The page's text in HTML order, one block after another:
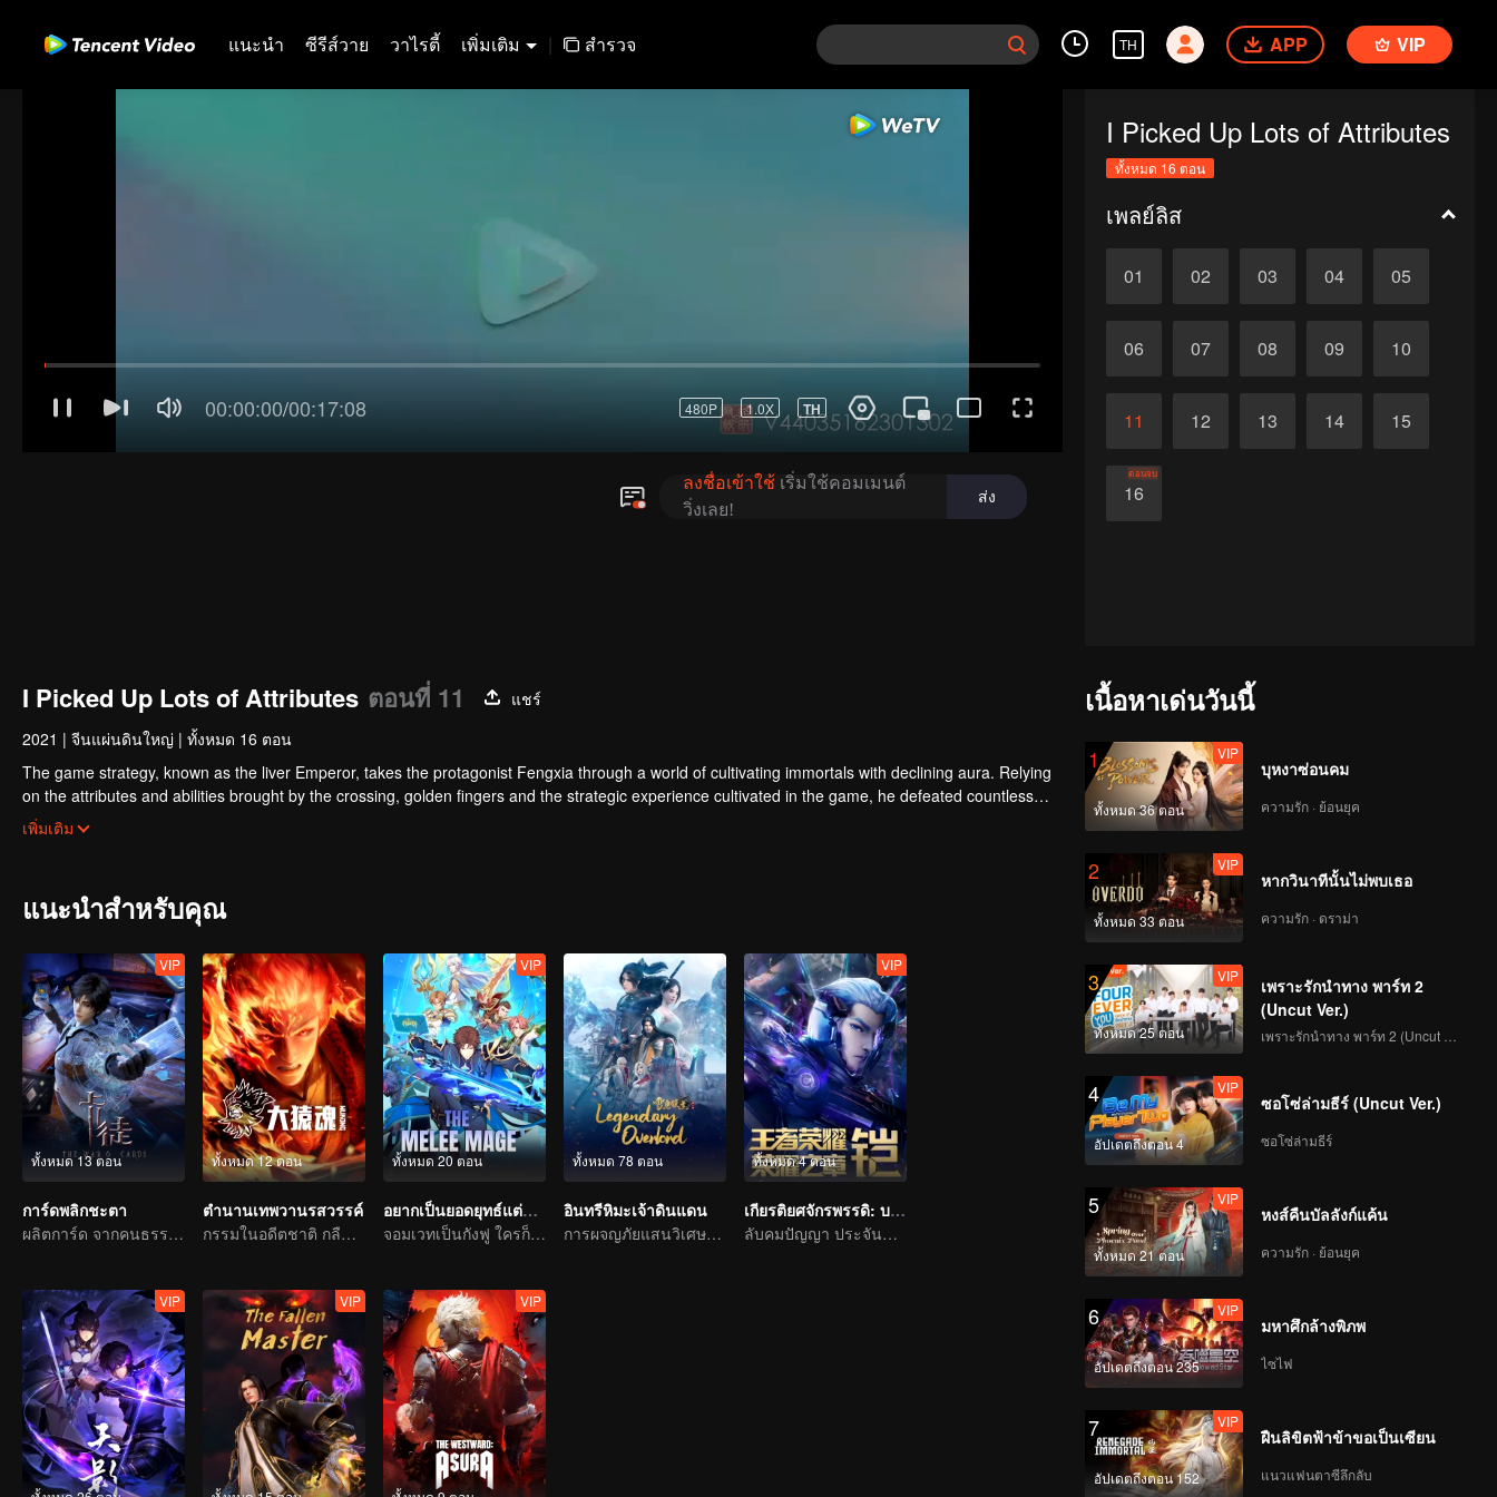
แนะนำ ซีรีส์วาย วาไรตี้ เพิ่มเติม | สำรวจ TH APP VIP
480P 1.0X TH
ลงชื่อเข้าใช้ เริ่มใช้คอมเมนต์
วิ่งเลย!
ส่ง
I Picked Up Lots of Attributes
ทั้งหมด 16 ตอน
เพลย์ลิส
01 02 03 04 05
06 07 08 09 10
11 12 13 14 15
16
ตอนจบ
I Picked Up Lots of Attributes ตอนที่ 11
แชร์
2021 | จีนแผ่นดินใหญ่ | ทั้งหมด 16 ตอน
The game strategy, known as the liver Emperor, takes the protagonist Fengxia through a world of cultivating immortals with declining aura. Relying
on the attributes and abilities brought by the crossing, golden fingers and the strategic experience cultivated in the game, he defeated countless
powerful enemies along the way and gained countless skills. He first solved the internal and external troubles of Qianqiu Valley and defeated the
เพิ่มเติม
แนะนำสำหรับคุณ
ทั้งหมด 13 ตอน
VIP
การ์ดพลิกชะตา
ผลิตการ์ด จากคนธรรมดาสู่วีรบุรุษ
ทั้งหมด 12 ตอน
ตำนานเทพวานรสวรรค์
กรรมในอดีตชาติ กลืนสวรรค์ให้แหลกสลาย
ทั้งหมด 20 ตอน
VIP
อยากเป็นยอดยุทธ์แต่ดันเป็นจอมเวทแทน
จอมเวทเป็นกังฟู ใครก็ต้านไม่อยู่
ทั้งหมด 78 ตอน
อินทรีหิมะเจ้าดินแดน
การผจญภัยแสนวิเศษและอุปสรรคของเด็กหนุ่มเริ่มต้นขึ้นอีกครั้ง
ทั้งหมด 4 ตอน
VIP
เกียรติยศจักรพรรดิ: บทแห่งเกียรติยศ ภาคสวรรค์ลิขิต
ลับคมปัญญา ประจันชะตา
VIP VIP VIP
เนื้อหาเด่นวันนี้
1
ทั้งหมด 36 ตอน
VIP
บุหงาซ่อนคม
ความรัก · ย้อนยุค
2
ทั้งหมด 33 ตอน
VIP
หากวินาทีนั้นไม่พบเธอ
ความรัก · ดราม่า
3
ทั้งหมด 25 ตอน
VIP
เพราะรักนำทาง พาร์ท 2
(Uncut Ver.)
4
อัปเดตถึงตอน 4
VIP
ซอโซ่ล่ามธีร์ (Uncut Ver.)
ซอโซ่ล่ามธีร์
5
ทั้งหมด 21 ตอน
VIP
หงส์คืนบัลลังก์แค้น
ความรัก · ย้อนยุค
6
อัปเดตถึงตอน 235
VIP
มหาศึกล้างพิภพ
ไซไฟ
7
อัปเดตถึงตอน 152
VIP
ฝืนลิขิตฟ้าข้าขอเป็นเซียน
แนวแฟนตาซีลึกลับ